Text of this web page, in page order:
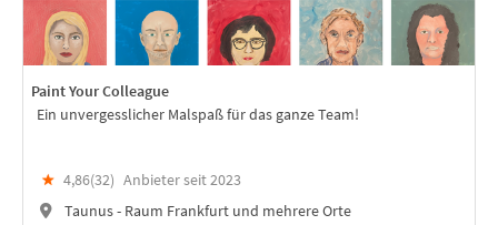
Paint Your Colleague
Ein unvergesslicher Malspaß für das ganze Team!
★ 4,86(32) Anbieter seit 2023
Taunus - Raum Frankfurt und mehrere Orte